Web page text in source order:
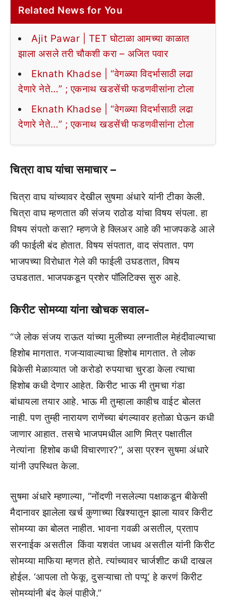
Related News for You
Ajit Pawar | TET घोटाळा आमच्या काळात
झाला असले तरी चौकशी करा – अजित पवार
Eknath Khadse | “वेगळ्या विदर्भासाठी लढा
देणारे नेते…” ; एकनाथ खडसेंची फडणवीसांना टोला
Eknath Khadse | “वेगळ्या विदर्भासाठी लढा
देणारे नेते…” ; एकनाथ खडसेंची फडणवीसांना टोला
चित्रा वाघ यांचा समाचार –
चित्रा वाघ यांच्यावर देखील सुषमा अंधारे यांनी टीका केली.
चित्रा वाघ म्हणतात की संजय राठोड यांचा विषय संपला. हा
विषय संपतो कसा? म्हणजे हे क्लिअर आहे की भाजपकडे आले
की फाईली बंद होतात. विषय संपतात, वाद संपतात. पण
भाजपच्या विरोधात गेले की फाईली उघडतात, विषय
उघडतात. भाजपकडून प्रशेर पॉलिटिक्स सुरु आहे.
किरीट सोमय्या यांना खोचक सवाल-
“जे लोक संजय राऊत यांच्या मुलीच्या लग्नातील मेहंदीवाल्याचा
हिशोब मागतात. गजऱ्यावाल्याचा हिशोब मागतात. ते लोक
बिकेसी मेळाव्यात जो करोडो रुपयाचा चुरडा केला त्याचा
हिशोब कधी देणार आहेत. किरीट भाऊ मी तुमचा गंडा
बांधायला तयार आहे. भाऊ मी तुम्हाला काहीच वाईट बोलत
नाही. पण तुम्ही नारायण राणेंच्या बंगल्यावर हतोळा घेऊन कधी
जाणार आहात. तसचे भाजपमधील आणि मित्र पक्षातील
नेत्यांना हिशोब कधी विचारणार?”, असा प्रश्न सुषमा अंधारे
यांनी उपस्थित केला.
सुषमा अंधारे म्हणाल्या, “नोंदणी नसलेल्या पक्षाकडून बीकेसी
मैदानावर झालेला खर्च कुणाच्या खिश्यातून झाला यावर किरीट
सोमय्या का बोलत नाहीत. भावना गवळी असतील, प्रताप
सरनाईक असतील किंवा यशवंत जाधव असतील यांनी किरीट
सोमय्या माफिया म्हणत होते. त्यांच्यावर चार्जशीट कधी दाखल
होईल. ‘आपला तो फेकू, दुसऱ्याचा तो पप्पू’ हे करणं किरीट
सोमय्यांनी बंद केलं पाहीजे.”